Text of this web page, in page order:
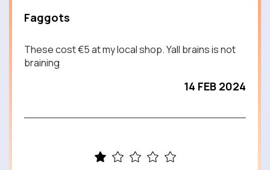
Faggots
These cost €5 at my local shop. Yall brains is not
braining
14 FEB 2024